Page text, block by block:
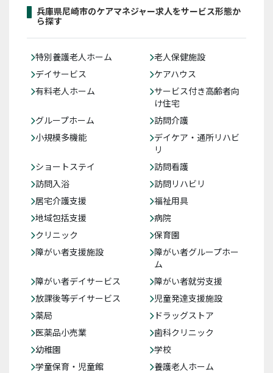
兵庫県尼崎市のケアマネジャー求人をサービス形態か
ら探す
特別養護老人ホーム
老人保健施設
デイサービス
ケアハウス
有料老人ホーム
サービス付き高齢者向
け住宅
グループホーム
訪問介護
小規模多機能
デイケア・通所リハビ
リ
ショートステイ
訪問看護
訪問入浴
訪問リハビリ
居宅介護支援
福祉用具
地域包括支援
病院
クリニック
保育園
障がい者支援施設
障がい者グループホー
ム
障がい者デイサービス
障がい者就労支援
放課後等デイサービス
児童発達支援施設
薬局
ドラッグストア
医薬品小売業
歯科クリニック
幼稚園
学校
学童保育・児童館
養護老人ホーム